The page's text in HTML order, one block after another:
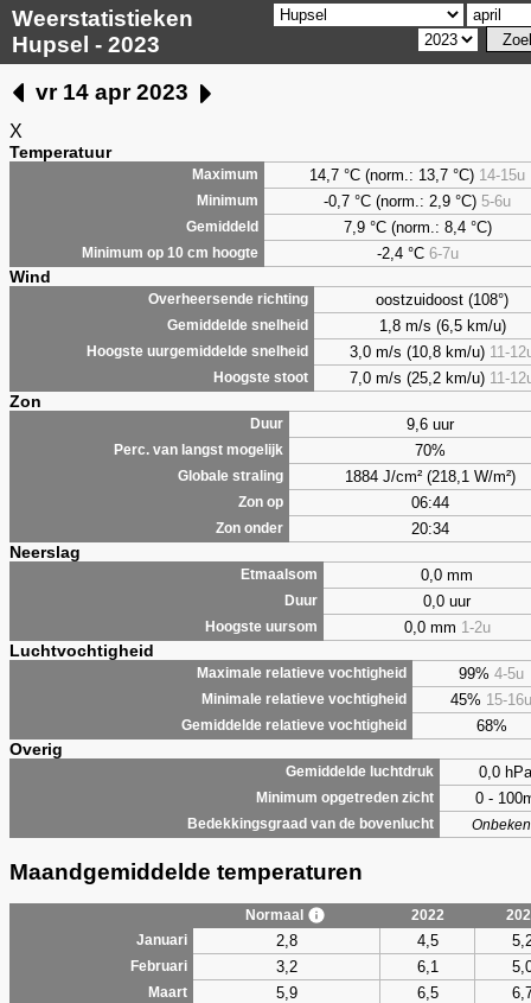
Weerstatistieken
Hupsel - 2023
vr 14 apr 2023
X
Temperatuur
Maximum 14,7 °C (norm.: 13,7 °C) 14-15u
Minimum -0,7 °C (norm.: 2,9 °C) 5-6u
Gemiddeld 7,9°C (norm.: 8,4 °C)
Minimum op 10 cm hoogte -2,4 °C 6-7u
Wind
Overheersende richting oostzuidoost (108°)
Gemiddelde snelheid 1,8 m/s (6,5 km/u)
Hoogste uurgemiddelde snelheid 3,0 m/s (10,8 km/u) 11-
Hoogste stoot 7,0 m/s (25,2 km/u) 11-
Zon
Duur 9,6 uur
Perc. van langst mogelijk 70%
Globale straling 1884 J/cm² (218,1 W/m²)
Zon op 06:44
Zon onder 20:34
Neerslag
Etmaalsom 0,0 mm
Duur 0,0 uur
Hoogste uursom 0,0 mm 1-2u
Luchtvochtigheid
Maximale relatieve vochtigheid 99% 4-5u
Minimale relatieve vochtigheid 45% 15-16u
Gemiddelde relatieve vochtigheid 68%
Overig
Gemiddelde luchtdruk 0,0 hPa
Minimum opgetreden zicht 0 -
Bedekkingsgraad van de bovenlucht
Maandgemiddelde temperaturen
Normaal 2022
Januari
2,8 4,5
Februari 3,2 6,1
Maart 5,9 6,5